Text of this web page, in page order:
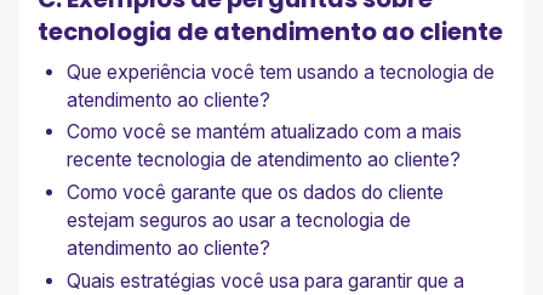
tecnologia de atendimento ao cliente
Que experiência você tem usando a tecnologia de
atendimento ao cliente?
Como você se mantém atualizado com a mais
recente tecnologia de atendimento ao cliente?
Como você garante que os dados do cliente
estejam seguros ao usar a tecnologia de
atendimento ao cliente?
Quais estratégias você usa para garantir que a